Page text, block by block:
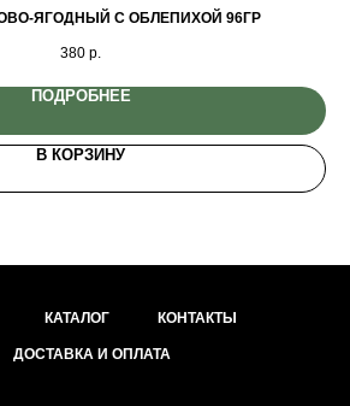
ЯГОДНЫЙ С ОБЛЕПИХОЙ 96ГР
380 р.
ПОДРОБНЕЕ
В КОРЗИНУ
КАТАЛОГ
ДОСТАВКА И ОПЛАТА
КОНТАКТЫ